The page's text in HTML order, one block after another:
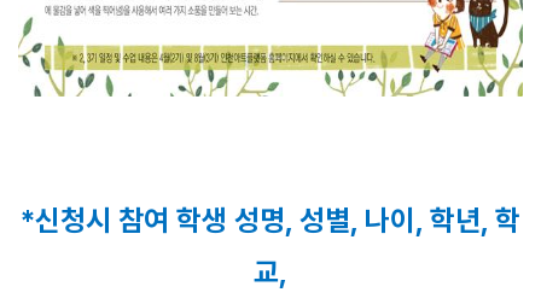
*신청시 참여 학생 성명, 성별, 나이, 학년, 학
교,